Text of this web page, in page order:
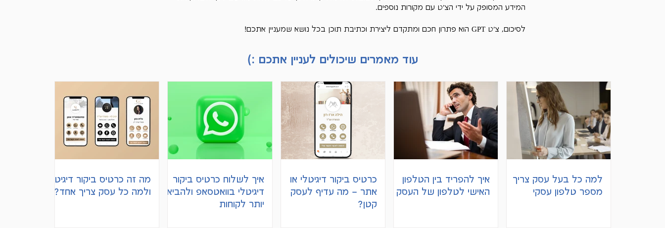
המידע המסופק על ידי הצ'ט עם מקורות נוספים.
לסיכום, צ'ט GPT הוא פתרון חכם ומתקדם ליצירת וכתיבת תוכן בכל נושא שמעניין אתכם!
עוד מאמרים שיכולים לעניין אתכם :)
למה כל בעל עסק צריך
מספר טלפון עסקי
איך להפריד בין הטלפון
האישי לטלפון של העסק
כרטיס ביקור דיגיטלי או
אתר – מה עדיף לעסק
קטן?
איך לשלוח כרטיס ביקור
דיגיטלי בוואטסאפ ולהביא
יותר לקוחות
מה זה כרטיס ביקור דיגיטלי
ולמה כל עסק צריך אחד?